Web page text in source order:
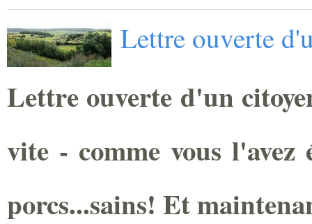
Lettre ouverte
Lettre ouverte d'un
vite - comme vous
porcs...sains! Et